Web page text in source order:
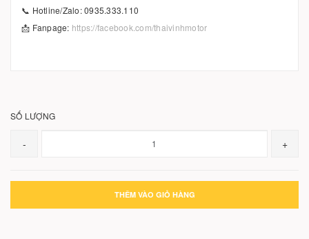
📞 Hotline/Zalo: 0935.333.110
📩 Fanpage: https://facebook.com/thaivinhmotor
SỐ LƯỢNG
- +
THÊM VÀO GIỎ HÀNG